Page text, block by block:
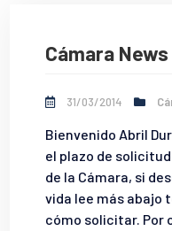
Cámara
31/03/2014
Bienvenido Abril
el plazo de
de la Cámara, si
vida lee más abajo
cómo solicitar. Por